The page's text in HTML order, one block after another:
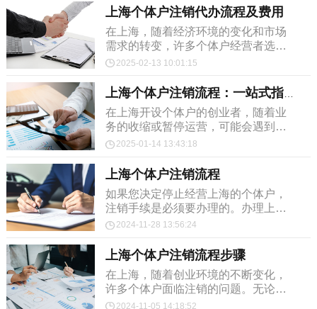
各项法律责任得到妥善处...
上海个体户注销代办流程及费用
在上海，随着经济环境的变化和市场
需求的转变，许多个体户经营者选择
关闭自己的经营业务。在这个过程
节。由于注销手续繁琐，很...
2025-02-13 10:01:15
上海个体户注销流程：一站式指南
​在上海开设个体户的创业者，随着业
务的收缩或暂停运营，可能会遇到需
要注销个体户的情况。注销个体户是
不仅能避免税务问题，...
2025-01-14 13:43:18
上海个体户注销流程
如果您决定停止经营上海的个体户，
注销手续是必须要办理的。办理上海
个体户注销不仅能够避免产生不必要
律风险。本文将详细介绍...
2024-11-28 13:56:24
上海个体户注销流程步骤
在上海，随着创业环境的不断变化，
许多个体户面临注销的问题。无论是
因为经营不善、市场变化，还是个人
2024-11-05 14:18:52